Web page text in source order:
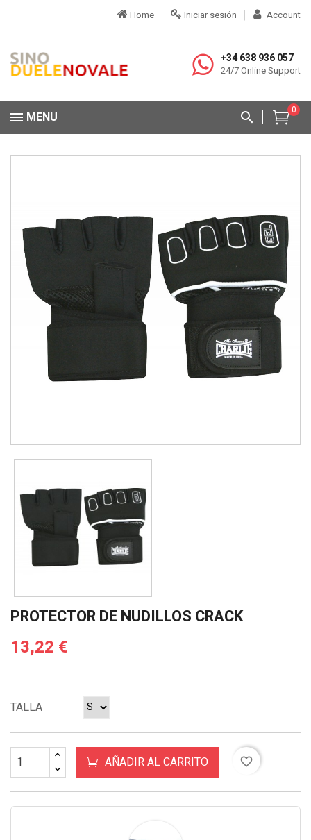
Account
Iniciar sesión
Home
+34 638 936 057
24/7 Online Support
0
MENU
PROTECTOR DE NUDILLOS CRACK
13,22 €
TALLA
AÑADIR AL CARRITO favorite_border